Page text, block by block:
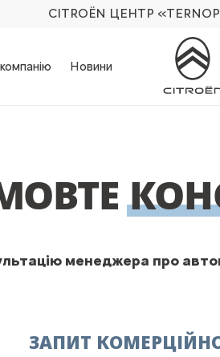
CITROËN ЦЕНТР
Новини
менеджера про